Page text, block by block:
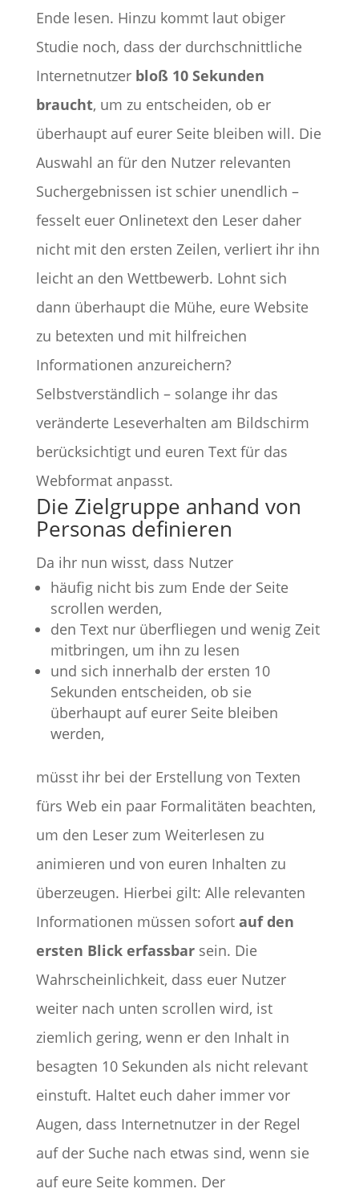
Ende lesen. Hinzu kommt laut obiger
Studie noch, dass der durchschnittliche
Internetnutzer bloß 10 Sekunden
braucht, um zu entscheiden, ob er
überhaupt auf eurer Seite bleiben will. Die
Auswahl an für den Nutzer relevanten
Suchergebnissen ist schier unendlich –
fesselt euer Onlinetext den Leser daher
nicht mit den ersten Zeilen, verliert ihr ihn
leicht an den Wettbewerb. Lohnt sich
dann überhaupt die Mühe, eure Website
zu betexten und mit hilfreichen
Informationen anzureichern?
Selbstverständlich – solange ihr das
veränderte Leseverhalten am Bildschirm
berücksichtigt und euren Text für das
Webformat anpasst.
Die Zielgruppe anhand von
Personas definieren
Da ihr nun wisst, dass Nutzer
häufig nicht bis zum Ende der Seite
scrollen werden,
den Text nur überfliegen und wenig Zeit
mitbringen, um ihn zu lesen
und sich innerhalb der ersten 10
Sekunden entscheiden, ob sie
überhaupt auf eurer Seite bleiben
werden,
müsst ihr bei der Erstellung von Texten
fürs Web ein paar Formalitäten beachten,
um den Leser zum Weiterlesen zu
animieren und von euren Inhalten zu
überzeugen. Hierbei gilt: Alle relevanten
Informationen müssen sofort auf den
ersten Blick erfassbarsein. Die
Wahrscheinlichkeit, dass euer Nutzer
weiter nach unten scrollen wird, ist
ziemlich gering, wenn er den Inhalt in
besagten 10 Sekunden als nicht relevant
einstuft. Haltet euch daher immer vor
Augen, dass Internetnutzer in der Regel
auf der Suche nach etwas sind, wenn sie
auf eure Seite kommen. Der